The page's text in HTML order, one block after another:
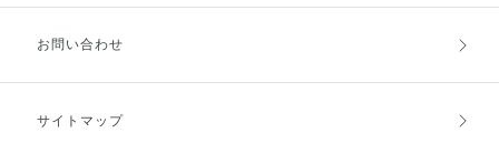
お支払方法
キャンセル・返品・交換
お問い合わせ
サイトマップ